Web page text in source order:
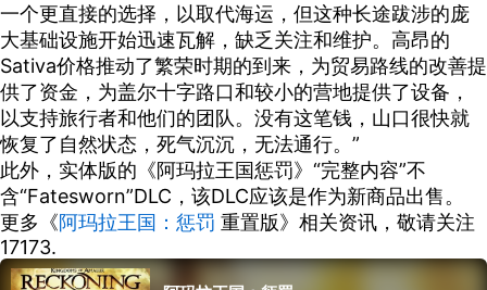
一个更直接的选择，以取代海运，但这种长途跋涉的庞
大基础设施开始迅速瓦解，缺乏关注和维护。高昂的
Sativa价格推动了繁荣时期的到来，为贸易路线的改善提
供了资金，为盖尔十字路口和较小的营地提供了设备，
以支持旅行者和他们的团队。没有这笔钱，山口很快就
恢复了自然状态，死气沉沉，无法通行。”
此外，实体版的《阿玛拉王国惩罚》“完整内容”不
含“Fatesworn”DLC，该DLC应该是作为新商品出售。
更多《阿玛拉王国：惩罚 重置版》相关资讯，敬请关注
17173.